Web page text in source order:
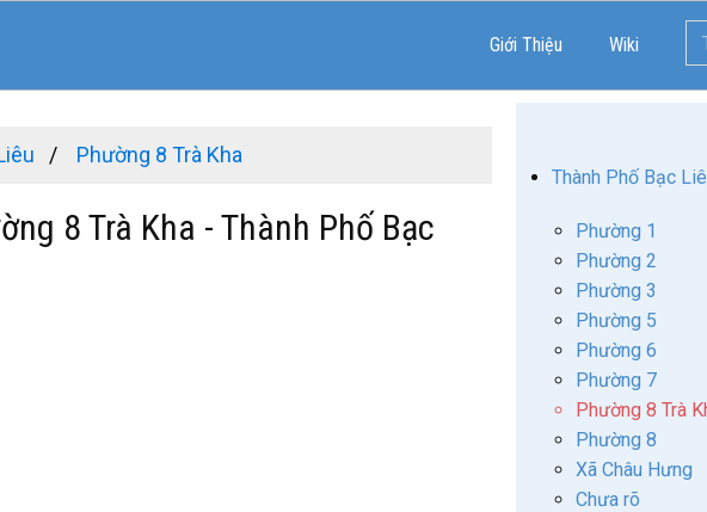
Giới Thiệu Wiki
Phường 8 Trà Kha
8 Trà Kha - Thành Phố Bạc
Thành Phố Bạc
Phường 1
Phường 2
Phường 3
Phường 5
Phường 6
Phường 7
Phường 8 Trà
Phường 8
Xã Châu Hưng
Chưa rõ